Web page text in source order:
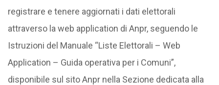
registrare e tenere aggiornati i dati elettorali
attraverso la web application di Anpr, seguendo le
Istruzioni del Manuale “Liste Elettorali – Web
Application – Guida operativa per i Comuni”,
disponibile sul sito Anpr nella Sezione dedicata alla